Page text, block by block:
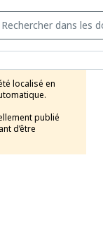
localisé en
publié
d’être